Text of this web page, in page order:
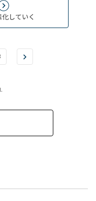
していく